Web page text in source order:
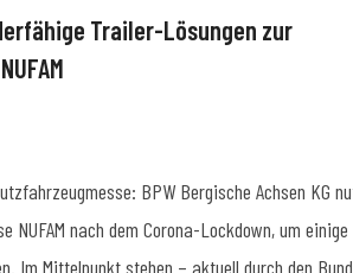
Trailer-Lösungen zur
BPW Bergische Achsen KG
NUFAM nach dem Corona-Lockdown, um einige
Im Mittelpunkt stehen – aktuell durch den Bund